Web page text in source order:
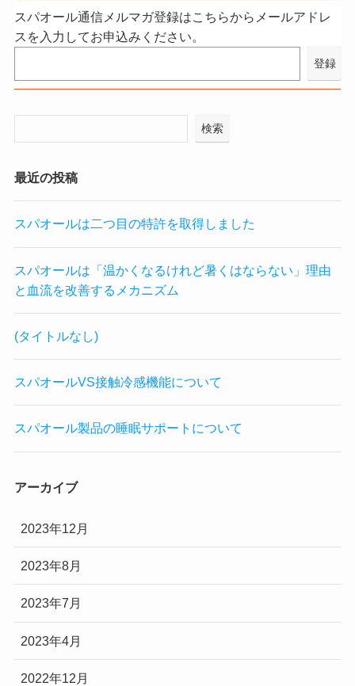
スパオール通信メルマガ登録はこちらからメールアドレ
スを入力してお申込みください。
検索
最近の投稿
スパオールは二つ目の特許を取得しました
スパオールは「温かくなるけれど暑くはならない」理由
と血流を改善するメカニズム
(タイトルなし)
スパオールVS接触冷感機能について
スパオール製品の睡眠サポートについて
アーカイブ
2023年12月
2023年8月
2023年7月
2023年4月
2022年12月